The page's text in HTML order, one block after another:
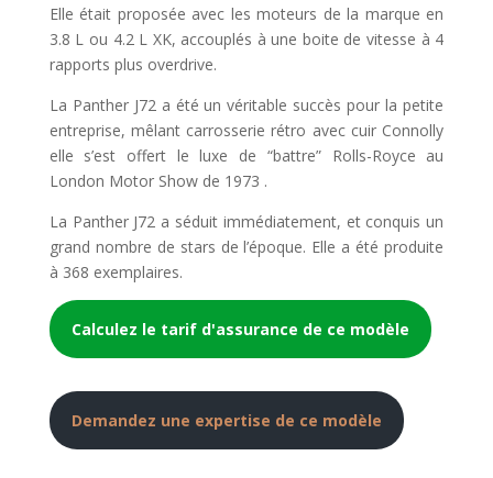
Elle était proposée avec les moteurs de la marque en
3.8 L ou 4.2 L XK, accouplés à une boite de vitesse à 4
rapports plus overdrive.
La Panther J72 a été un véritable succès pour la petite
entreprise, mêlant carrosserie rétro avec cuir Connolly
elle s’est offert le luxe de “battre” Rolls-Royce au
London Motor Show de 1973 .
La Panther J72 a séduit immédiatement, et conquis un
grand nombre de stars de l’époque. Elle a été produite
à 368 exemplaires.
Calculez le tarif d'assurance de ce modèle
Demandez une expertise de ce modèle